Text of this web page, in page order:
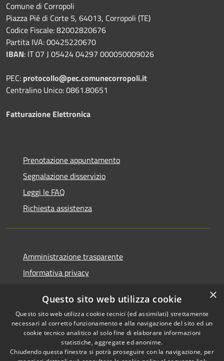
Comune di Corropoli
Piazza Pié di Corte 5, 64013, Corropoli (TE)
Codice Fiscale: 82002820676
Partita IVA: 00425220670
IBAN: IT 07 J 05424 04297 000050009026
PEC: protocollo@pec.comunecorropoli.it
Centralino Unico: 0861.80651
Fatturazione Elettronica
Prenotazione appuntamento
Segnalazione disservizio
Leggi le FAQ
Richiesta assistenza
Amministrazione trasparente
Informativa privacy
Dichiarazione di accessibilità
RSS
Copyright © 2026 • Comune di
×
Questo sito web utilizza cookie
Questo sito web utilizza cookie tecnici (ed assimilati) strettamente
necessari al corretto funzionamento e alla navigazione del sito ed un
cookie tecnico analitico al solo fine di elaborare informazioni
statistiche, aggregate ed anonime.
Chiudendo questa finestra si potrà proseguire con la navigazione, per